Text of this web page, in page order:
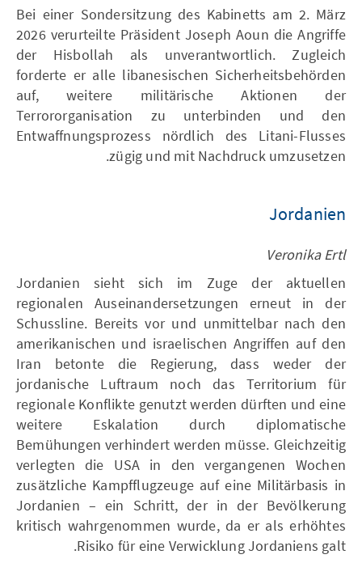
Bei einer Sondersitzung des Kabinetts am 2. März
2026 verurteilte Präsident Joseph Aoun die Angriffe
der Hisbollah als unverantwortlich. Zugleich
forderte er alle libanesischen Sicherheitsbehörden
auf, weitere militärische Aktionen der
Terrororganisation zu unterbinden und den
Entwaffnungsprozess nördlich des Litani-Flusses
zügig und mit Nachdruck umzusetzen.
Jordanien
Veronika Ertl
Jordanien sieht sich im Zuge der aktuellen
regionalen Auseinandersetzungen erneut in der
Schussline. Bereits vor und unmittelbar nach den
amerikanischen und israelischen Angriffen auf den
Iran betonte die Regierung, dass weder der
jordanische Luftraum noch das Territorium für
regionale Konflikte genutzt werden dürften und eine
weitere Eskalation durch diplomatische
Bemühungen verhindert werden müsse. Gleichzeitig
verlegten die USA in den vergangenen Wochen
zusätzliche Kampfflugzeuge auf eine Militärbasis in
Jordanien – ein Schritt, der in der Bevölkerung
kritisch wahrgenommen wurde, da er als erhöhtes
Risiko für eine Verwicklung Jordaniens galt.